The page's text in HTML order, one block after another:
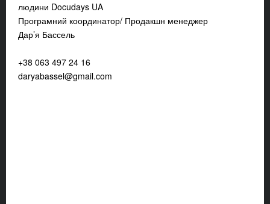
людини Docudays UA
Програмний координатор/ Продакшн менеджер
Дар’я Бассель
+38 063 497 24 16
daryabassel@gmail.com